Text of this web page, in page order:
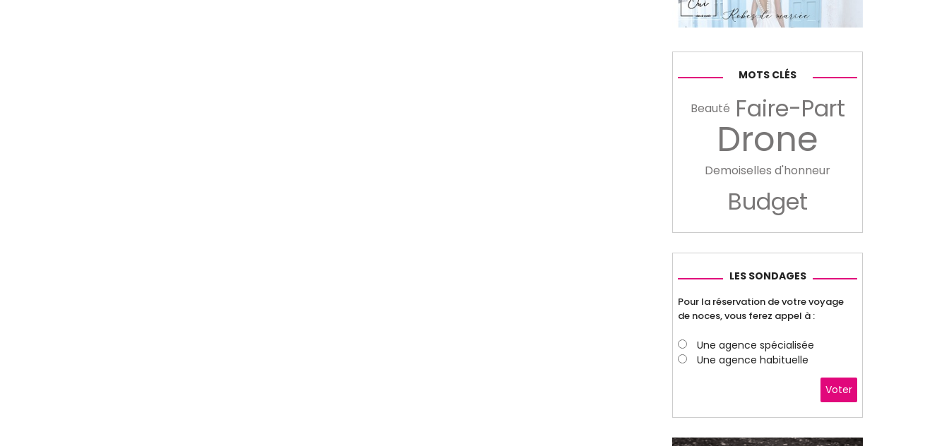
MOTS CLÉS
Beauté Faire-Part
Drone
Demoiselles d'honneur
Budget
LES SONDAGES
Pour la réservation de votre voyage
de noces, vous ferez appel à :
Une agence spécialisée
Une agence habituelle
Voter